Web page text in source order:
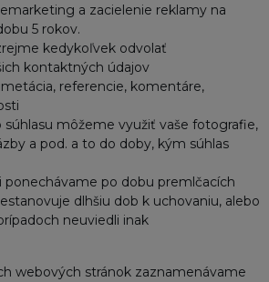
a zacielenie reklamy na
5 rokov.
kedykoľvek odvolať
kontaktných údajov
referencie, komentáre,
súhlasu môžeme využiť vaše fotografie,
a pod. a to do doby, kým súhlas
ponechávame po dobu premlčacích
dlhšiu dob k uchovaniu, alebo
neuviedli inak
webových stránok zaznamenávame